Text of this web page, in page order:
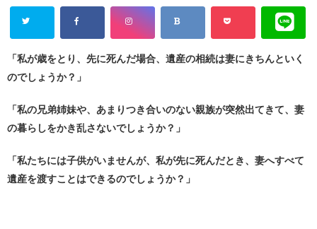
「私が歳をとり、先に死んだ場合、遺産の相続は妻にきちんといく
のでしょうか？」
「私の兄弟姉妹や、あまりつき合いのない親族が突然出てきて、妻
の暮らしをかき乱さないでしょうか？」
「私たちには子供がいませんが、私が先に死んだとき、妻へすべて
遺産を渡すことはできるのでしょうか？」